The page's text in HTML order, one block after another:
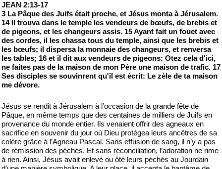
JEAN 2:13-17
3 La Pâque des Juifs était proche, et Jésus monta à Jérusalem.
14 Il trouva dans le temple les vendeurs de bœufs, de brebis et
de pigeons, et les changeurs assis. 15 Ayant fait un fouet avec
des cordes, il les chassa tous du temple, ainsi que les brebis et
les bœufs; il dispersa la monnaie des changeurs, et renversa
les tables; 16 et il dit aux vendeurs de pigeons: Otez cela d'ici,
ne faites pas de la maison de mon Père une maison de trafic. 17
Ses disciples se souvinrent qu'il est écrit: Le zèle de ta maison
me dévore.
Jésus se rendit à Jérusalem à l’occasion de la grande fête de
Pâque, en même temps que des centaines de milliers de Juifs en
provenance du monde entier. Ils venaient offrir des agneaux en
sacrifice en souvenir du jour où Dieu protégea leurs ancêtres de sa
colère grâce à l’Agneau Pascal. Sans effusion de sang, il n’y a pas
de rémission des péchés. Et sans réconciliation, l’adoration ne rime
à rien. Ainsi, Jésus avait enlevé ou ôté leurs péchés au Jourdain